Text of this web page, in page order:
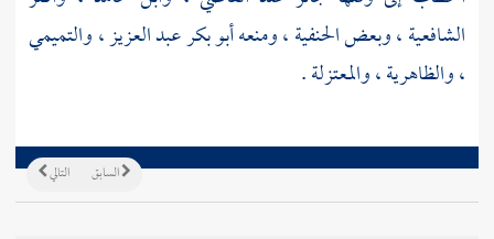
الشافعية ، وبعض الحنفية ، ومنعهأبو بكر عبد العزيز ،والتميمي
،والظاهرية ،والمعتزلة.
التالي السابق